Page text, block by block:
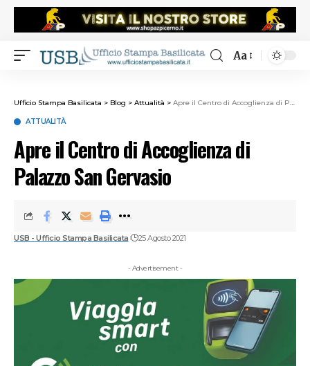
Aa
Ufficio Stampa Basilicata > Blog > Attualità > Apre il Centro di Accoglienza di Palazzo San Gervasio
ATTUALITÀ
Apre il Centro di Accoglienza di
Palazzo San Gervasio
USB - Ufficio Stampa Basilicata 25 Agosto 2021
- Advertisement -